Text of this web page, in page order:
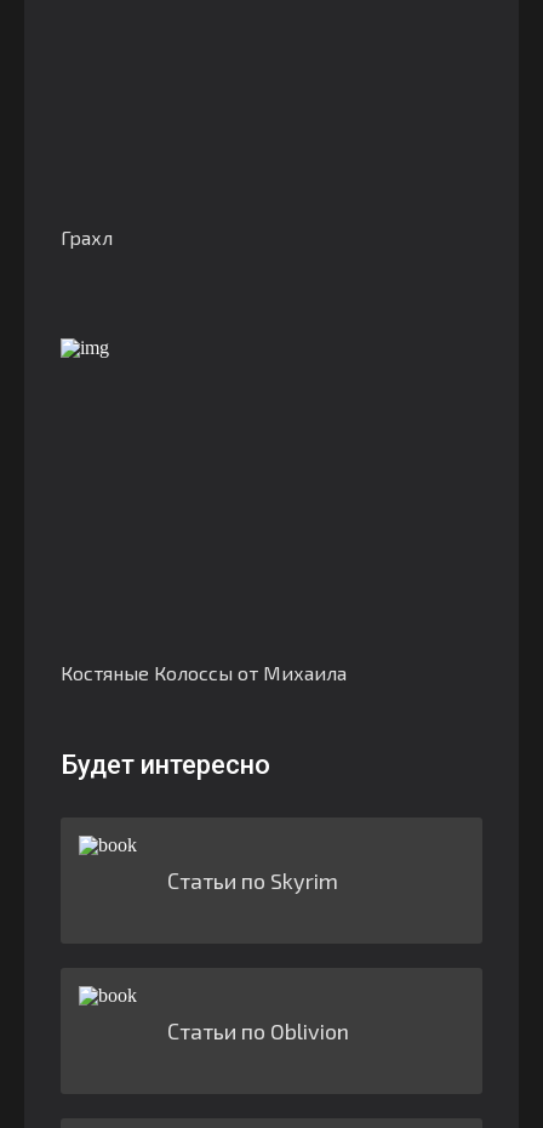
Грахл
Костяные Колоссы от Михаила
Будет интересно
Статьи по Skyrim
Статьи по Oblivion